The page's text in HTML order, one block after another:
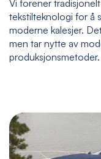
Vi forener
tekstilteknologi for å
moderne kalesjer.
men tar nytte av
produksjonsmetoder.